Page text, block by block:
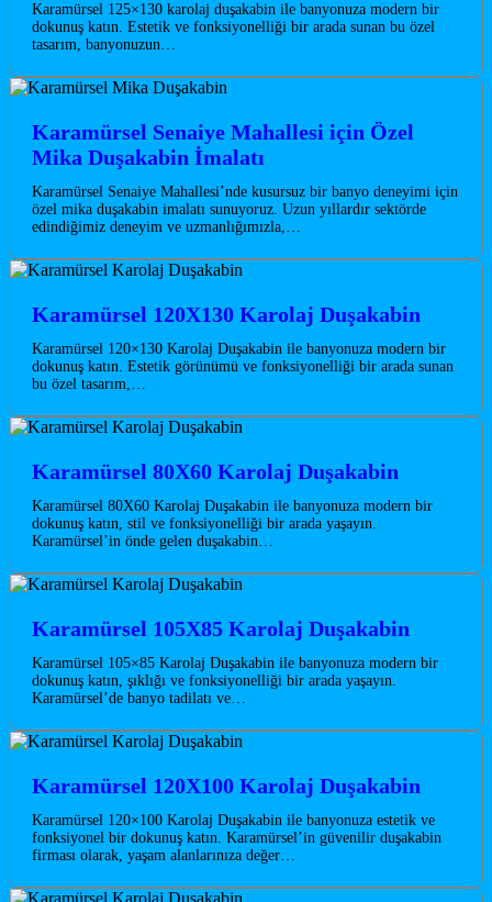
Karamürsel 125×130 karolaj duşakabin ile banyonuza modern bir
dokunuş katın. Estetik ve fonksiyonelliği bir arada sunan bu özel
tasarım, banyonuzun…
Karamürsel Senaiye Mahallesi için Özel
Mika Duşakabin İmalatı
Karamürsel Senaiye Mahallesi’nde kusursuz bir banyo deneyimi için
özel mika duşakabin imalatı sunuyoruz. Uzun yıllardır sektörde
edindiğimiz deneyim ve uzmanlığımızla,…
Karamürsel 120X130 Karolaj Duşakabin
Karamürsel 120×130 Karolaj Duşakabin ile banyonuza modern bir
dokunuş katın. Estetik görünümü ve fonksiyonelliği bir arada sunan
bu özel tasarım,…
Karamürsel 80X60 Karolaj Duşakabin
Karamürsel 80X60 Karolaj Duşakabin ile banyonuza modern bir
dokunuş katın, stil ve fonksiyonelliği bir arada yaşayın.
Karamürsel’in önde gelen duşakabin…
Karamürsel 105X85 Karolaj Duşakabin
Karamürsel 105×85 Karolaj Duşakabin ile banyonuza modern bir
dokunuş katın, şıklığı ve fonksiyonelliği bir arada yaşayın.
Karamürsel’de banyo tadilatı ve…
Karamürsel 120X100 Karolaj Duşakabin
Karamürsel 120×100 Karolaj Duşakabin ile banyonuza estetik ve
fonksiyonel bir dokunuş katın. Karamürsel’in güvenilir duşakabin
firması olarak, yaşam alanlarınıza değer…